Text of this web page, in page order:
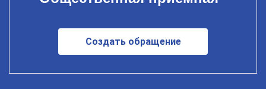
Создать обращение